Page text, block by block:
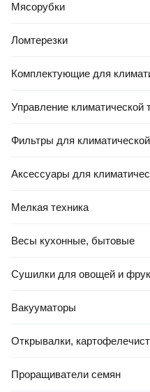
Мясорубки
Ломтерезки
Комплектующие для
Управление климатической
Фильтры для
Аксессуары для
Мелкая техника
Весы кухонные, бытовые
Сушилки для овощей и
Вакууматоры
Открывалки,
Проращиватели семян